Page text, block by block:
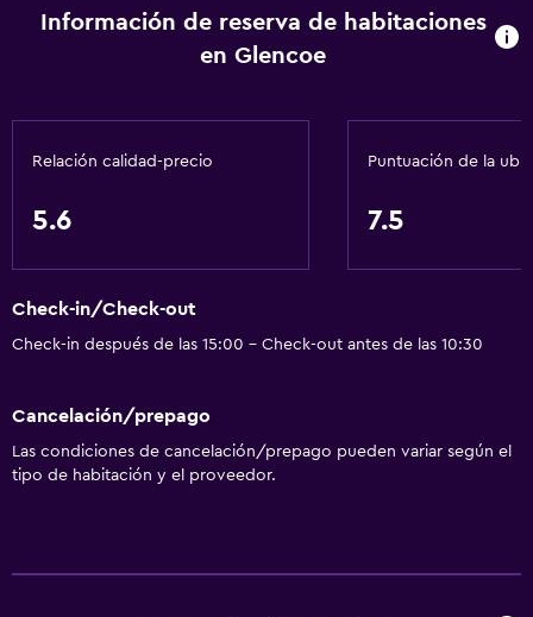
Información de reserva de habitaciones
en Glencoe
Relación calidad-precio
5.6
Puntuación de la
7.5
Check-in/Check-out
Check-in después de las 15:00 - Check-out antes de las 10:30
Cancelación/prepago
Las condiciones de cancelación/prepago pueden variar según el
tipo de habitación y el proveedor.